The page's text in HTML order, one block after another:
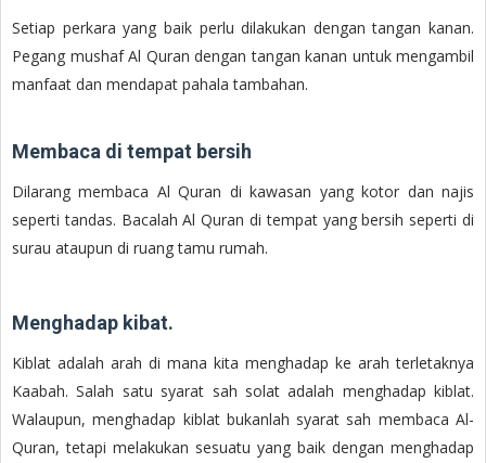
Setiap perkara yang baik perlu dilakukan dengan tangan kanan.
Pegang mushaf Al Quran dengan tangan kanan untuk mengambil
manfaat dan mendapat pahala tambahan.
Membaca di tempat bersih
Dilarang membaca Al Quran di kawasan yang kotor dan najis
seperti tandas. Bacalah Al Quran di tempat yang bersih seperti di
surau ataupun di ruang tamu rumah.
Menghadap kibat.
Kiblat adalah arah di mana kita menghadap ke arah terletaknya
Kaabah. Salah satu syarat sah solat adalah menghadap kiblat.
Walaupun, menghadap kiblat bukanlah syarat sah membaca Al-
Quran, tetapi melakukan sesuatu yang baik dengan menghadap